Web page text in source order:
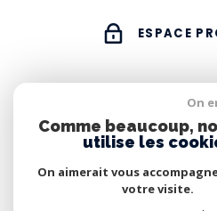
ESPACE
On
Comme beaucoup,
utilise les
On aimerait vous
votre visite.